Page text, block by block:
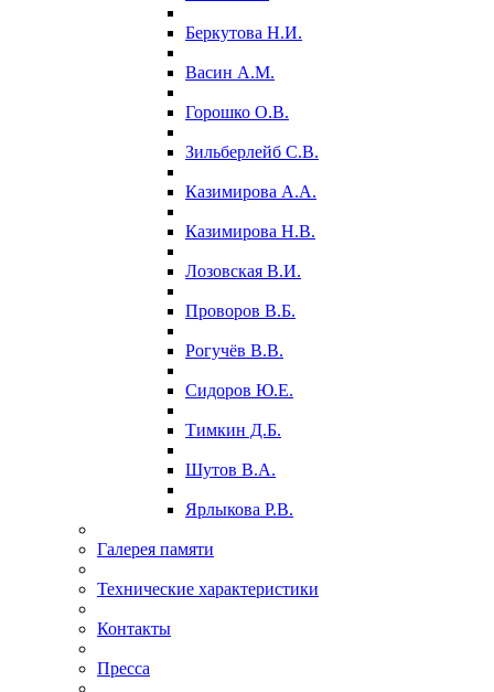
Беркутова Н.И.
Васин А.М.
Горошко О.В.
Зильберлейб С.В.
Казимирова А.А.
Казимирова Н.В.
Лозовская В.И.
Проворов В.Б.
Рогучёв В.В.
Сидоров Ю.Е.
Тимкин Д.Б.
Шутов В.А.
Ярлыкова Р.В.
Галерея памяти
Технические характеристики
Контакты
Пресса